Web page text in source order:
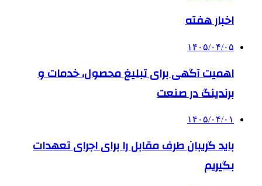
اخبار هفته
۱۴۰۵/۰۴/۰۵
اهمیت آگهی برای تبلیغ محصول، خدمات و
برندینگ در صنعت
۱۴۰۵/۰۴/۰۱
باید گریبان طرف مقابل را برای اجرای تعهدات
بگیریم